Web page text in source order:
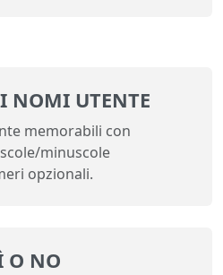
NOMI UTENTE
memorabili con
minuscole
opzionali.
O NO